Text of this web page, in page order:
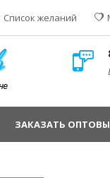
Список желаний
ЗАКАЗАТЬ